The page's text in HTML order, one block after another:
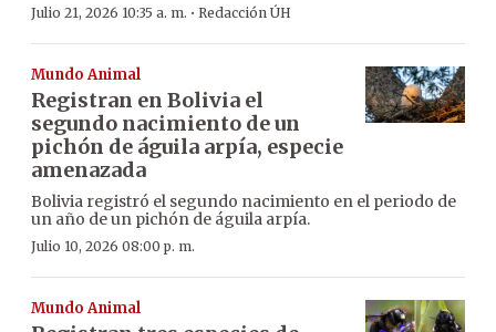
Julio 21, 2026 10:35 a. m. · Redacción ÚH
Mundo Animal
Registran en Bolivia el
segundo nacimiento de un
pichón de águila arpía, especie
amenazada
Bolivia registró el segundo nacimiento en el periodo de
un año de un pichón de águila arpía.
Julio 10, 2026 08:00 p. m.
Mundo Animal